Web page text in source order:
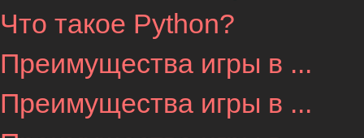
Что такое Python?
Преимущества игры в ...
Преимущества игры в ...